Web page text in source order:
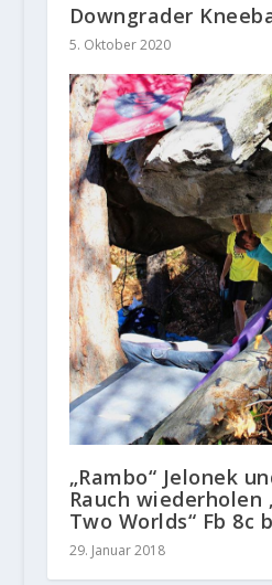
Downgrader
5. Oktober 2020
„Rambo“ Jelonek
Rauch wiederholen
Two Worlds“ Fb 8c
29. Januar 2018